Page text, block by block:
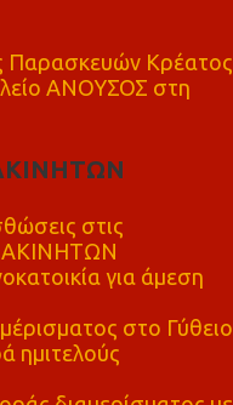
Παρασκευών Κρέατος
ΑΝΟΥΣΟΣ στη
στις
ΑΚΙΝΗΤΩΝ
για άμεση
στο Γύθειο
ημιτελούς